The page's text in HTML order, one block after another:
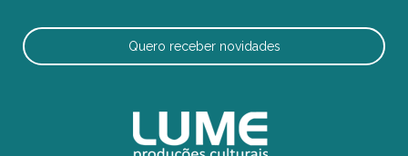
Quero receber novidades